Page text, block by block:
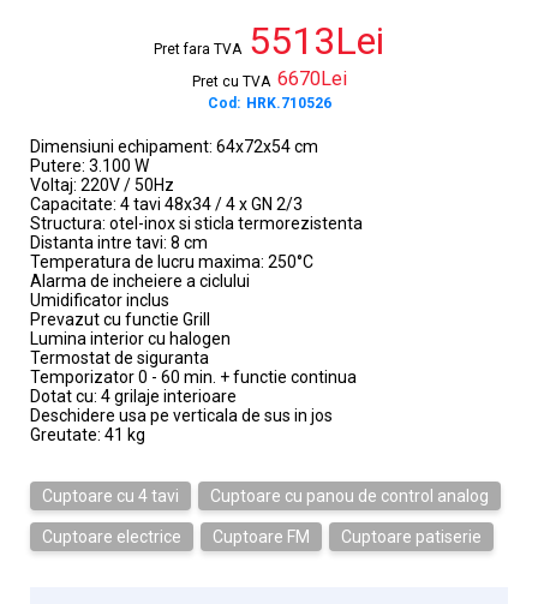
Pret fara TVA 5513Lei
Pret cu TVA 6670Lei
Cod: HRK.710526
Dimensiuni echipament: 64x72x54 cm
Putere: 3.100 W
Voltaj: 220V / 50Hz
Capacitate: 4 tavi 48x34 / 4 x GN 2/3
Structura: otel-inox si sticla termorezistenta
Distanta intre tavi: 8 cm
Temperatura de lucru maxima: 250°C
Alarma de incheiere a ciclului
Umidificator inclus
Prevazut cu functie Grill
Lumina interior cu halogen
Termostat de siguranta
Temporizator 0 - 60 min. + functie continua
Dotat cu: 4 grilaje interioare
Deschidere usa pe verticala de sus in jos
Greutate: 41 kg
Cuptoare cu 4 tavi Cuptoare cu panou de control analog
Cuptoare electrice Cuptoare FM Cuptoare patiserie